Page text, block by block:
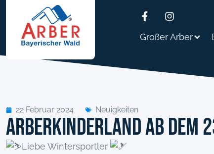
Großer Arber
22 Februar 2024 Neuigkeiten
Arberkinderland ab dem
Liebe Wintersportler